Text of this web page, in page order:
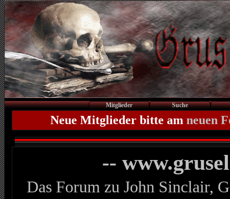
Mitglieder Suche
Neue Mitglieder bitte am neuen
--
Das Forum zu John Sinclair,